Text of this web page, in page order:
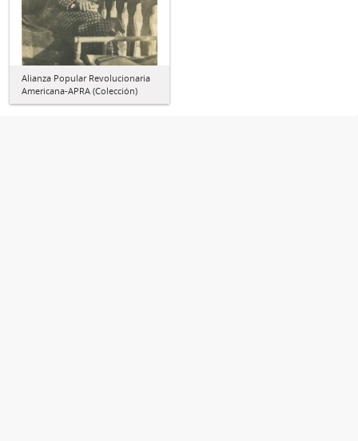
Alianza Popular Revolucionaria
Americana-APRA (Colección)